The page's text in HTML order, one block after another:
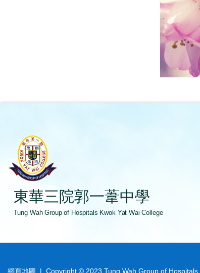
東華三院郭一葦中學
Tung Wah Group of Hospitals Kwok Yat Wai College
網頁地圖 | Copyright © 2023 Tung Wah Group of Hospitals